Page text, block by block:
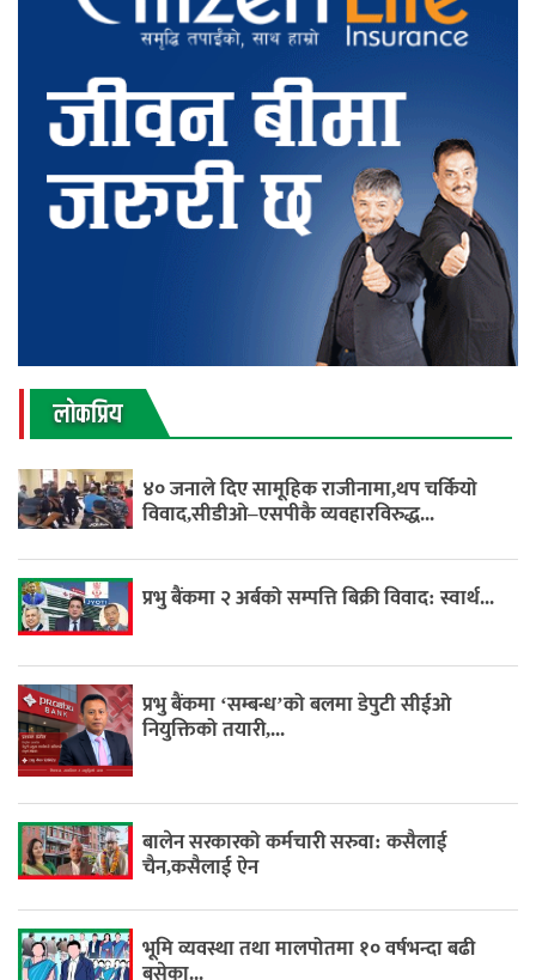
लाेकप्रिय
४० जनाले दिए सामूहिक राजीनामा,थप चर्कियो
विवाद,सीडीओ–एसपीकै व्यवहारविरुद्ध...
प्रभु बैंकमा २ अर्बको सम्पत्ति बिक्री विवाद: स्वार्थ...
प्रभु बैंकमा ‘सम्बन्ध’को बलमा डेपुटी सीईओ
नियुक्तिको तयारी,...
बालेन सरकारको कर्मचारी सरुवा: कसैलाई
चैन,कसैलाई ऐन
भूमि व्यवस्था तथा मालपोतमा १० वर्षभन्दा बढी
बसेका...